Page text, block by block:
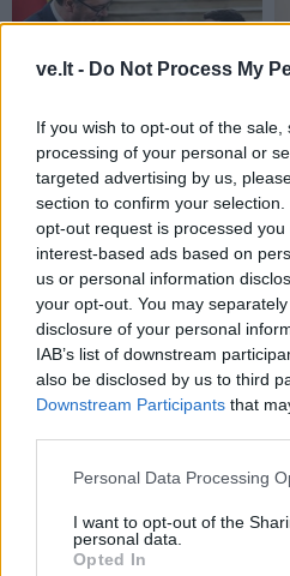
ve.lt - Do Not Process My
If you wish to opt-out of the
processing of your personal or
targeted advertising by us,
section to confirm your
opt-out request is processed
interest-based ads based on
us or personal information
your opt-out. You may
disclosure of your personal
IAB’s list of downstream
also be disclosed by us to third
Downstream Participants that
Personal Data Processing
I want to opt-out of the
personal data.
Opted In
Pasaulis
Zelenskio vizitas
Serbijoje – pirmasis nuo
karo pradžios: Belgrade
laukia keblūs pokalbiai
Pasaulis
energetikos pajamoms:
JAV Senatas pritarė